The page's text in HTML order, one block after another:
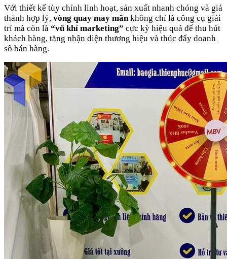
Với thiết kế tùy chỉnh linh hoạt, sản xuất nhanh chóng và giá
thành hợp lý, vòng quay may mắnkhông chỉ là công cụ giải
trí mà còn là “vũ khí marketing” cực kỳ hiệu quả để thu hút
khách hàng, tăng nhận diện thương hiệu và thúc đẩy doanh
số bán hàng.